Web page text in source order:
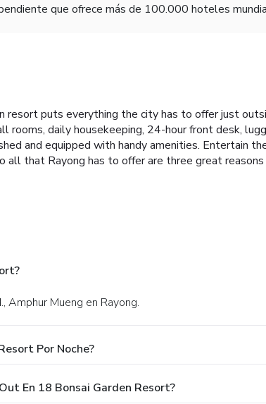
que ofrece más de 100.000 hoteles
resort puts everything the city has to offer just
daily housekeeping, 24-hour front desk,
and equipped with handy amenities. Entertain
that Rayong has to offer are three great
Amphur Mueng en Rayong.
Por Noche?
En 18 Bonsai Garden Resort?